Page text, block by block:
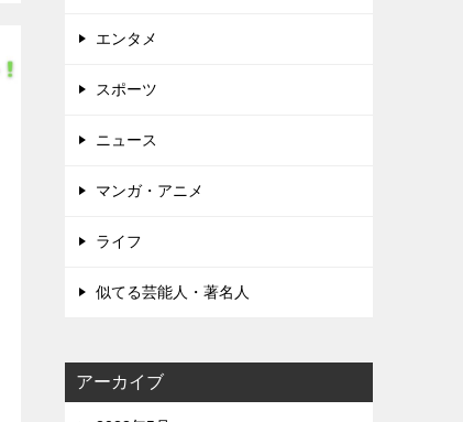
エンタメ
スポーツ
ニュース
マンガ・アニメ
ライフ
似てる芸能人・著名人
アーカイブ